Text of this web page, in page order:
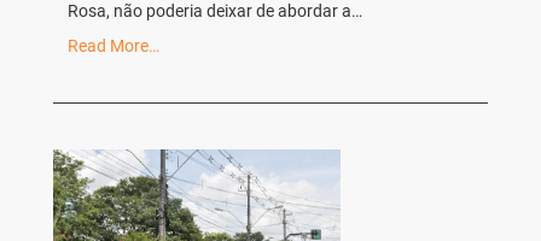
Rosa, não poderia deixar de abordar a…
Read More…